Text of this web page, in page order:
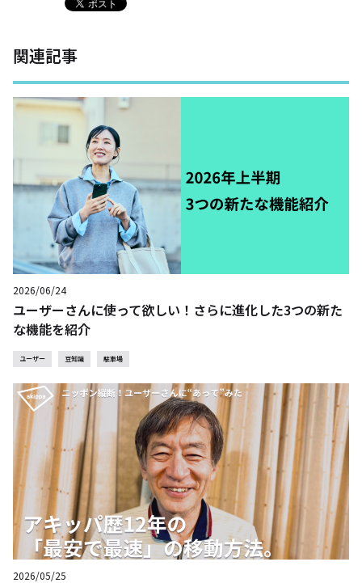
関連記事
2026/06/24
ユーザーさんに使って欲しい！さらに進化した3つの新た
な機能を紹介
ユーザー 豆知識 駐車場
2026/05/25